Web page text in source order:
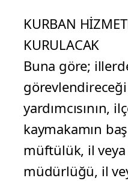
KURBAN
KURULACAK
Buna göre;
yardımcısının,
kaymakamın
müftülük, il veya
müdürlüğü, il